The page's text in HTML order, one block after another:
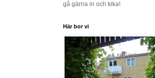
gå gärna in och kika!
Här bor vi